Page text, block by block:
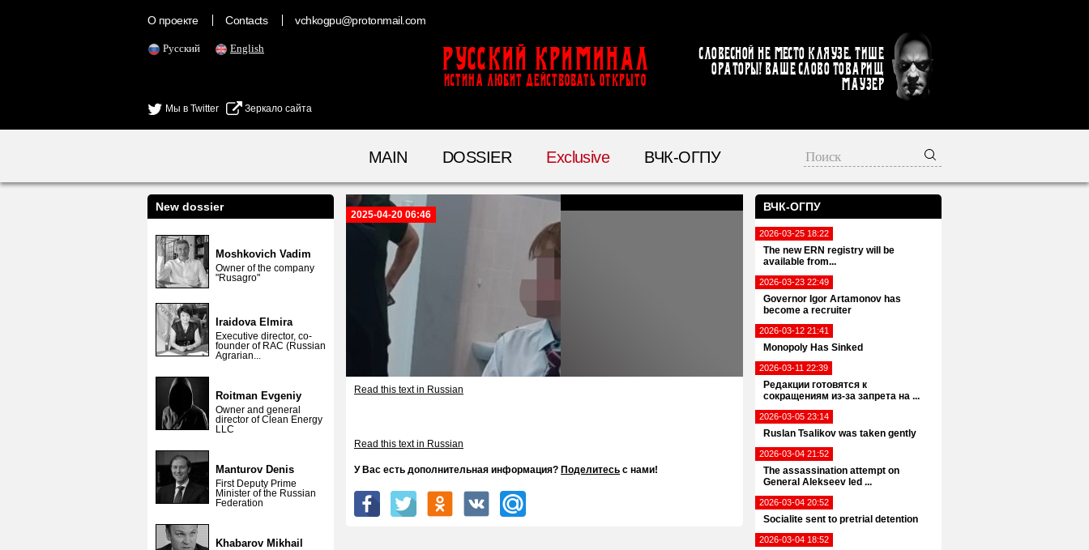
О проекте Contacts vchkogpu@protonmail.com
Русский English
Мы в Twitter Зеркало сайта
Русский Криминал
ИСТИНА ЛЮБИТ ДЕЙСТВОВАТЬ ОТКРЫТО
Словесной не место кляузе. Тише
ораторы! Ваше слово товарищ
Маузер
MAIN DOSSIER Exclusive ВЧК-ОГПУ
ВЧК-ОГПУ
2026-03-25 18:22
The new ERN registry will be
available from...
2026-03-23 22:49
Governor Igor Artamonov has
become a recruiter
2026-03-12 21:41
Monopoly Has Sinked
2026-03-11 22:39
Редакции готовятся к
сокращениям из-за запрета на ...
2026-03-05 23:14
Ruslan Tsalikov was taken gently
2026-03-04 21:52
The assassination attempt on
General Alekseev led ...
2026-03-04 20:52
Socialite sent to pretrial detention
2026-03-04 18:52
New dossier
Moshkovich Vadim
Owner of the company
"Rusagro"
Iraidova Elmira
Executive director, co-
founder of RAC (Russian
Agrarian...
Roitman Evgeniy
Owner and general
director of Clean Energy
LLC
Manturov Denis
First Deputy Prime
Minister of the Russian
Federation
Khabarov Mikhail
2025-04-20 06:46
Read this text in Russian
Read this text in Russian
У Вас есть дополнительная информация? Поделитесь с нами!